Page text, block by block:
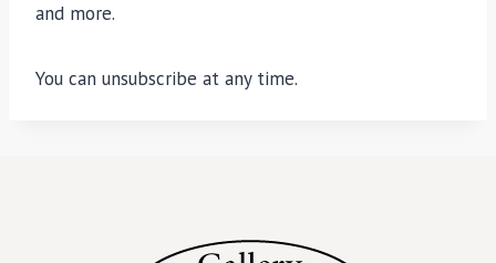
and more.
You can unsubscribe at any time.